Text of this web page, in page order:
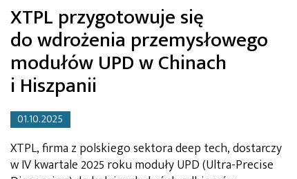
XTPL przygotowuje się
do wdrożenia przemysłowego
modułów UPD w Chinach
i Hiszpanii
01.10.2025
XTPL, firma z polskiego sektora deep tech, dostarczy
w IV kwartale 2025 roku moduły UPD (Ultra-Precise